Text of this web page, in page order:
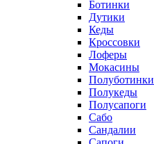
Ботинки
Дутики
Кеды
Кроссовки
Лоферы
Мокасины
Полуботинки
Полукеды
Полусапоги
Сабо
Сандалии